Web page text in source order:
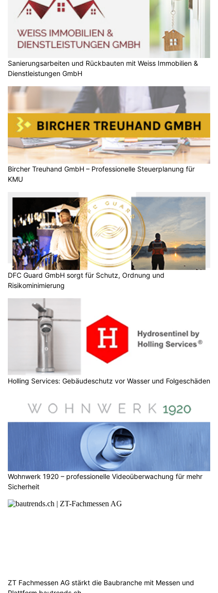
Sanierungsarbeiten und Rückbauten mit Weiss Immobilien &
Dienstleistungen GmbH
Bircher Treuhand GmbH – Professionelle Steuerplanung für
KMU
DFC Guard GmbH sorgt für Schutz, Ordnung und
Risikominimierung
Holling Services: Gebäudeschutz vor Wasser und Folgeschäden
Wohnwerk 1920 – professionelle Videoüberwachung für mehr
Sicherheit
ZT Fachmessen AG stärkt die Baubranche mit Messen und